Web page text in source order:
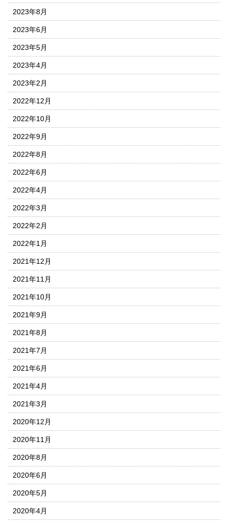
2023年8月
2023年6月
2023年5月
2023年4月
2023年2月
2022年12月
2022年10月
2022年9月
2022年8月
2022年6月
2022年4月
2022年3月
2022年2月
2022年1月
2021年12月
2021年11月
2021年10月
2021年9月
2021年8月
2021年7月
2021年6月
2021年4月
2021年3月
2020年12月
2020年11月
2020年8月
2020年6月
2020年5月
2020年4月